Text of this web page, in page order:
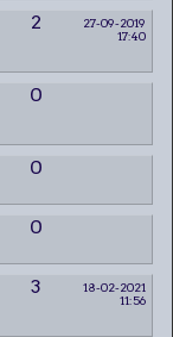
2
27-09-2019
17:40
0
0
0
3
18-02-2021
11:56